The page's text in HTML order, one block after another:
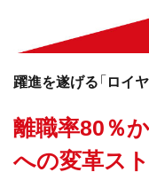
躍進を遂げる「ロイ
離職率80％
への変革ス